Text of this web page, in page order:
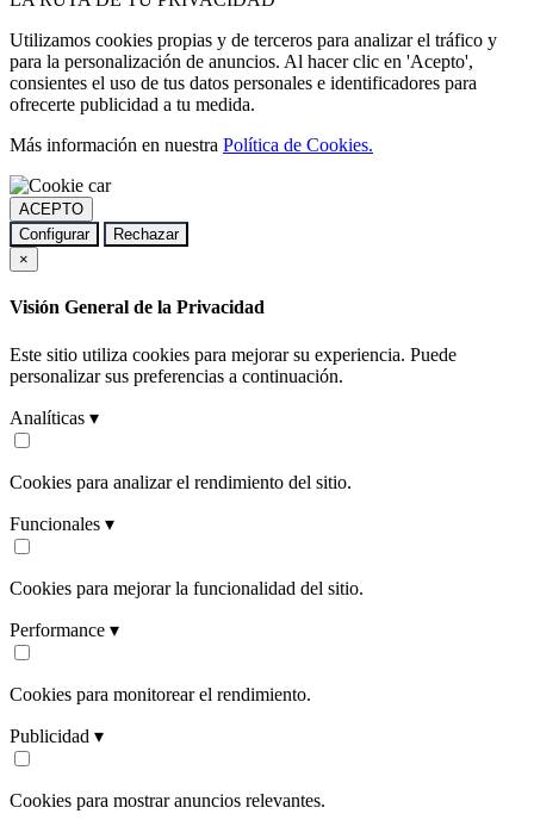
Utilizamos cookies propias y de terceros para analizar el tráfico y
para la personalización de anuncios. Al hacer clic en 'Acepto',
consientes el uso de tus datos personales e identificadores para
ofrecerte publicidad a tu medida.
Más información en nuestra Política de Cookies.
ACEPTO
Configurar
Rechazar
×
Visión General de la Privacidad
Este sitio utiliza cookies para mejorar su experiencia. Puede
personalizar sus preferencias a continuación.
Analíticas ▾
Cookies para analizar el rendimiento del sitio.
Funcionales ▾
Cookies para mejorar la funcionalidad del sitio.
Performance ▾
Cookies para monitorear el rendimiento.
Publicidad ▾
Cookies para mostrar anuncios relevantes.